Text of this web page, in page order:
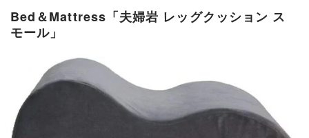
Bed＆Mattress「夫婦岩 レッグクッション ス
モール」